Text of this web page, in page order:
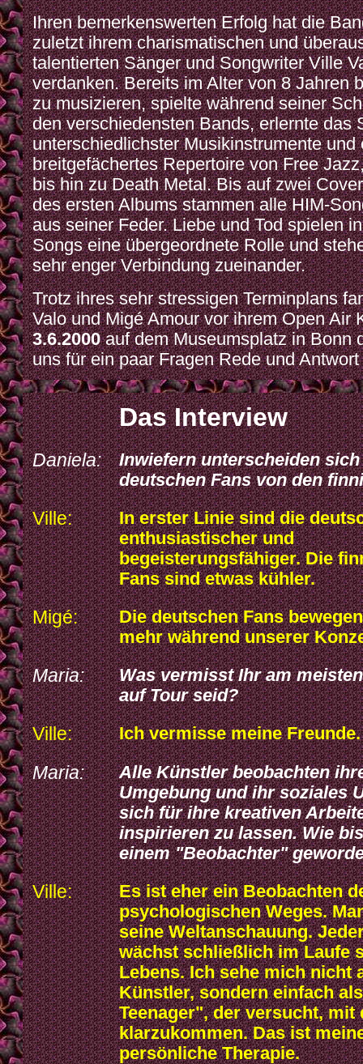
Ihren bemerkenswerten Erfolg hat die
zuletzt ihrem charismatischen und
talentierten Sänger und Songwriter Ville
verdanken. Bereits im Alter von 8 Jahren
zu musizieren, spielte während seiner
den verschiedensten Bands, erlernte das
unterschiedlichster Musikinstrumente und
breitgefächertes Repertoire von Free
bis hin zu Death Metal. Bis auf zwei
des ersten Albums stammen alle HIM-
aus seiner Feder. Liebe und Tod spielen
Songs eine übergeordnete Rolle und
sehr enger Verbindung zueinander.
Trotz ihres sehr stressigen Terminplans
Valo und Migé Amour vor ihrem Open Air
3.6.2000auf dem Museumsplatz in Bonn
uns für ein paar Fragen Rede und
Das Interview
Daniela:
Inwiefern unterscheiden
deutschen Fans von den
Ville:
In erster Linie sind die
enthusiastischer und
begeisterungsfähiger. Die
Fans sind etwas kühler.
Migé:
Die deutschen Fans
mehr während unserer
Maria:
Was vermisst Ihr am
auf Tour seid?
Ville: Ich vermisse meine Freunde.
Maria:
Alle Künstler beobachten
Umgebung und ihr soziales
sich für ihre kreativen
inspirieren zu lassen. Wie
einem "Beobachter"
Ville:
Es ist eher ein Beobachten
psychologischen Weges.
seine Weltanschauung.
wächst schließlich im Laufe
Lebens. Ich sehe mich nicht
Künstler, sondern einfach
Teenager", der versucht, mit
klarzukommen. Das ist
persönliche Therapie.